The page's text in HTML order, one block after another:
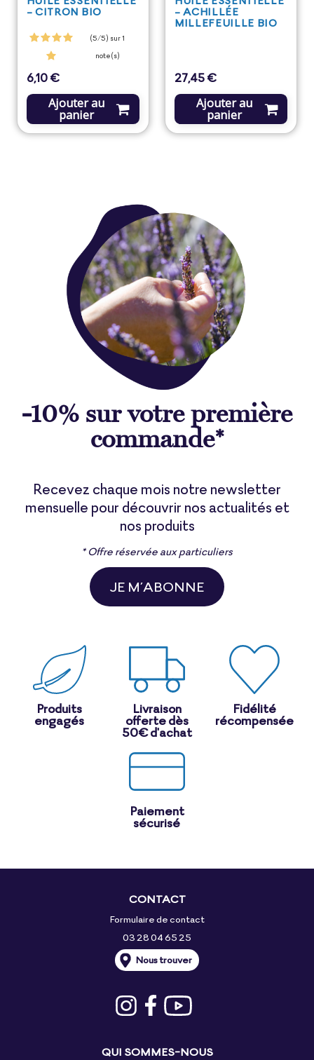
- CITRON BIO
(5/5) sur 1
note(s)
Prix
6,10 €
Ajouter au
panier
- ACHILLÉE
MILLEFEUILLE BIO
Prix
27,45 €
Ajouter au
panier
-10% sur votre première
commande*
Recevez chaque mois notre newsletter
mensuelle pour découvrir nos actualités et
nos produits
* Offre réservée aux particuliers
JE M’ABONNE
Produits
engagés
Livraison
offerte dès
50€ d'achat
Fidélité
récompensée
Paiement
sécurisé
CONTACT
Formulaire de contact
03 28 04 65 25
Nous trouver
QUI SOMMES-NOUS